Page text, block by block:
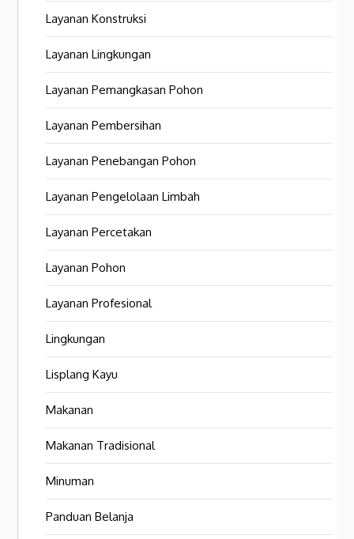
Layanan Konstruksi
Layanan Lingkungan
Layanan Pemangkasan Pohon
Layanan Pembersihan
Layanan Penebangan Pohon
Layanan Pengelolaan Limbah
Layanan Percetakan
Layanan Pohon
Layanan Profesional
Lingkungan
Lisplang Kayu
Makanan
Makanan Tradisional
Minuman
Panduan Belanja